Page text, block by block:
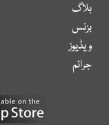
بلاگ
بزنس
ویڈیوز
جرائم